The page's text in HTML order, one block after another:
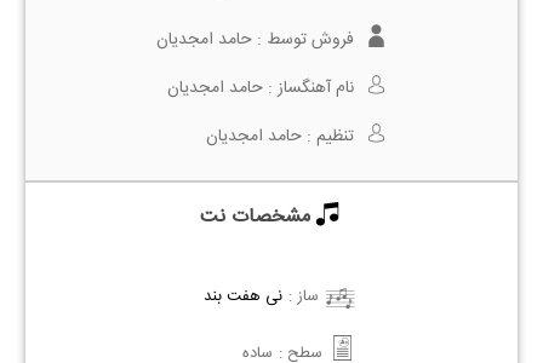
فروش توسط : حامد امجدیان
نام آهنگساز : حامد امجدیان
تنظیم : حامد امجدیان
مشخصات نت
ساز : نی هفت بند
سطح : ساده